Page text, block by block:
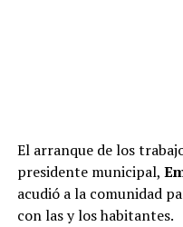
El arranque de los
presidente municipal,
acudió a la comunidad
con las y los habitantes.